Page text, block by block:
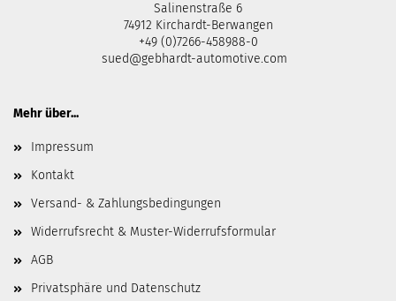
Salinenstraße 6
74912 Kirchardt-Berwangen
+49 (0)7266-458988-0
sued@gebhardt-automotive.com
Mehr über...
Impressum
Kontakt
Versand- & Zahlungsbedingungen
Widerrufsrecht & Muster-Widerrufsformular
AGB
Privatsphäre und Datenschutz